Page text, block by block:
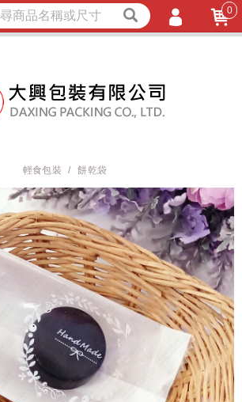
LINE詢問
輕食包裝 餅乾袋
0
會員註冊
忘記密碼
匯款通知
獨家商品 耐熱內襯